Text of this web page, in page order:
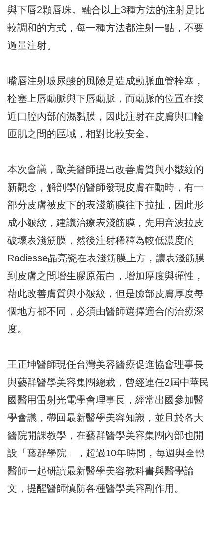
與下唇2顆唇珠。融合以上3種方法的注射是比
較調和的方式，每一種方法都注射一點，不要
過量注射。
嘴唇注射玻尿酸的風險是造成動脈血管栓塞，
栓塞上唇動脈與下唇動脈，而動脈的位置在接
近口腔內部的濕黏膜，因此注射在皮膚與口輪
匝肌之間的區域，相對比較安全。
本次會議，歐美醫師提出改善膚質與小皺紋的
新觀念，解剖學的醫師發現皮膚在動時，有一
部分皮膚被皮下的表淺筋膜往下拉扯，因此形
成小皺紋，建議治療表淺筋膜，先用音波拉皮
破壞表淺筋膜，然後注射稀釋為較低濃度的
Radiesse晶亮瓷在表淺筋膜上方，讓表淺筋膜
到皮膚之間增生膠原蛋白，增加厚度與彈性，
藉此改善膚質與小皺紋，但是臉部皮膚厚度每
個地方都不同，必須由醫師選擇適合的治療深
度。
王正坤醫師現任台灣美容醫療促進協會理事長
與藝群醫學美容集團總裁，曾經連任2屆中華民
國醫用雷射光電學會理事長，經常出國參加醫
學會議，帶回最新醫學美容知識，並且於各大
醫院開課教學，在藝群醫學美容集團內部也開
設「藝群學院」，超過10年時間，每週與全體
醫師一起研讀最新醫學美容教科書與醫學論
文，提醒醫師慎防各種醫學美容副作用。